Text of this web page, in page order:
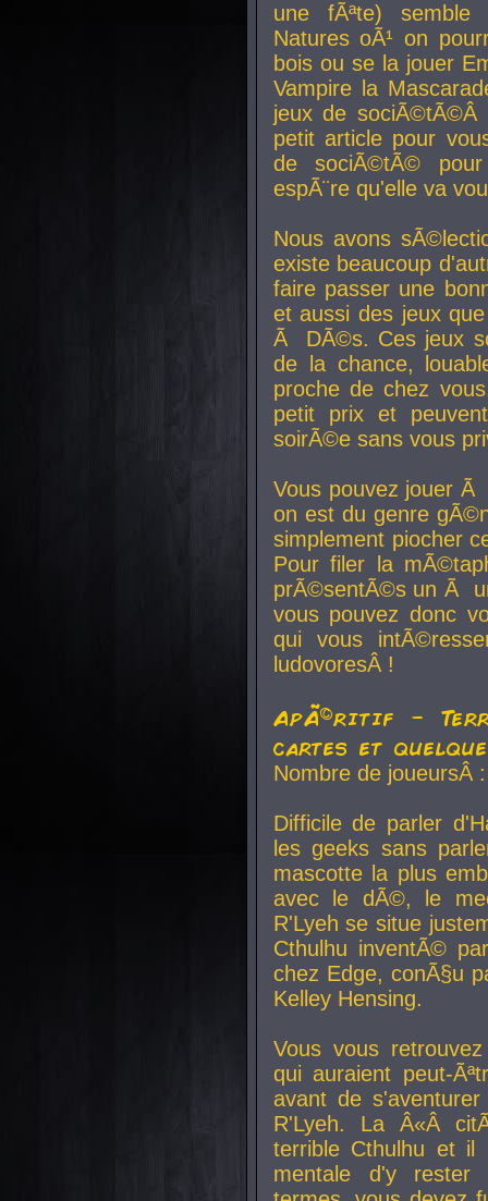
une fÃªte) semble
Natures oÃ¹ on
bois ou se la jouer
Vampire la
jeux de
petit article pour
de sociÃ©tÃ©
espÃ¨re qu'elle va
Nous avons
existe beaucoup
faire passer une
et aussi des jeux
Ã DÃ©s. Ces jeux
de la chance,
proche de chez
petit prix et
soirÃ©e sans vous
Vous pouvez jouer
on est du genre
simplement piocher
Pour filer la
prÃ©sentÃ©s un Ã
vous pouvez donc
qui vous
ludovoresÂ !
ApÃ©ritif -
cartes et
Nombre de
Difficile de parler
les geeks sans
mascotte la plus
avec le dÃ©, le
R'Lyeh se situe
Cthulhu inventÃ©
chez Edge, conÃ§u
Kelley Hensing.
Vous vous
qui auraient peut-
avant de
R'Lyeh. La Â«Â
terrible Cthulhu et
mentale d'y rester